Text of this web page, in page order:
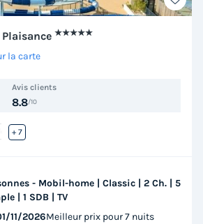
★★★★★
la carte
Avis clients
8.8/10
mer
+ 7
- Mobil-home | Classic | 2 Ch. | 5
| 1 SDB | TV
11/2026Meilleur prix pour 7 nuits